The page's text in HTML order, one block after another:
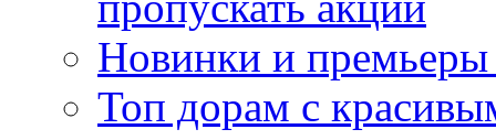
Новинки и
Топ дорам с